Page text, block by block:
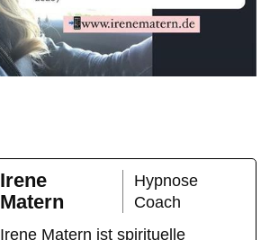
Irene
Matern
Hypnose
Coach
Irene Matern ist spirituelle